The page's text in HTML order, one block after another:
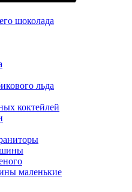
шоколада
льда
коктейлей
маленькие